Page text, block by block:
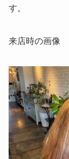
す。
来店時の画像